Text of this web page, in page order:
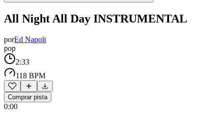
All Night All Day INSTRUMENTAL
porEd Napoli
pop
2:33
118 BPM
Comprar pista
0:00